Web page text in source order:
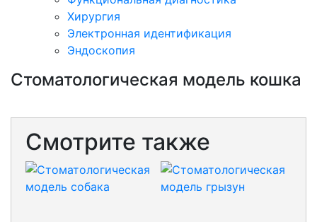
Хирургия
Электронная идентификация
Эндоскопия
Стоматологическая модель кошка
Смотрите также